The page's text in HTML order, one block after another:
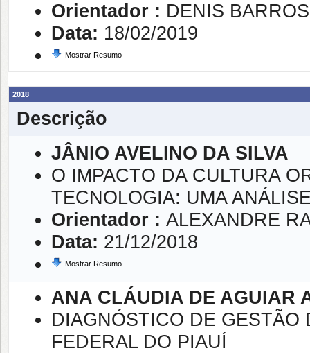
Orientador : DENIS
Data: 18/02/2019
Mostrar Resumo
2018
Descrição
JÂNIO AVELINO DA SILVA
O IMPACTO DA CULTURA
TECNOLOGIA: UMA
Orientador : ALEXANDRE
Data: 21/12/2018
Mostrar Resumo
ANA CLÁUDIA DE AGUIAR
DIAGNÓSTICO DE
FEDERAL DO PIAUÍ